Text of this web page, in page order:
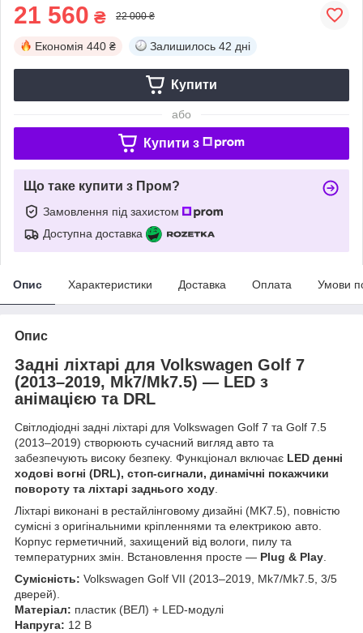
21 560 ₴ 22 000 ₴
Економія 440 ₴ Залишилось 42 дні
Купити
або
Купити з
Що таке купити з Пром?
Замовлення під захистом
Доступна доставка
Опис Характеристики Доставка Оплата Умови
Опис
Задні ліхтарі для Volkswagen Golf 7
(2013–2019, Mk7/Mk7.5) — LED з
анімацією та DRL
Світлодіодні задні ліхтарі для Volkswagen Golf 7 та Golf 7.5
(2013–2019) створюють сучасний вигляд авто та
забезпечують високу безпеку. Функціонал включає LED денні
ходові вогні (DRL), стоп-сигнали, динамічні покажчики
повороту та ліхтарі заднього ходу.
Ліхтарі виконані в рестайлінговому дизайні (MK7.5), повністю
сумісні з оригінальними кріпленнями та електрикою авто.
Корпус герметичний, захищений від вологи, пилу та
температурних змін. Встановлення просте — Plug & Play.
Сумісність: Volkswagen Golf VII (2013–2019, Mk7/Mk7.5, 3/5
дверей).
Матеріал: пластик (ВЕЛ) + LED-модулі
Напруга: 12 В